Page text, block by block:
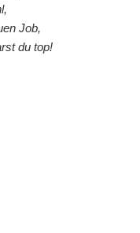
Job,
du top!